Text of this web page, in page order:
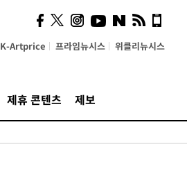
K-Artprice 프라임뉴시스 위클리뉴시스
제휴 콘텐츠 제보
사이 해답 찾았죠"…알을
깨고 나온 '초자아'